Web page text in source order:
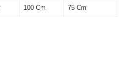
100 Cm 75 Cm